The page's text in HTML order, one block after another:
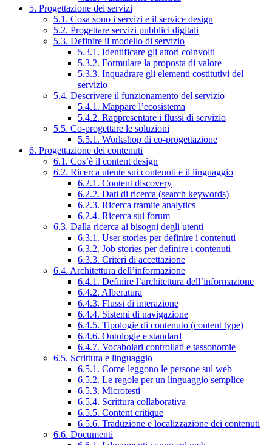
5. Progettazione dei servizi
5.1. Cosa sono i servizi e il service design
5.2. Progettare servizi pubblici digitali
5.3. Definire il modello di servizio
5.3.1. Identificare gli attori coinvolti
5.3.2. Formulare la proposta di valore
5.3.3. Inquadrare gli elementi costitutivi del
servizio
5.4. Descrivere il funzionamento del servizio
5.4.1. Mappare l’ecosistema
5.4.2. Rappresentare i flussi di servizio
5.5. Co-progettare le soluzioni
5.5.1. Workshop di co-progettazione
6. Progettazione dei contenuti
6.1. Cos’è il content design
6.2. Ricerca utente sui contenuti e il linguaggio
6.2.1. Content discovery
6.2.2. Dati di ricerca (search keywords)
6.2.3. Ricerca tramite analytics
6.2.4. Ricerca sui forum
6.3. Dalla ricerca ai bisogni degli utenti
6.3.1. User stories per definire i contenuti
6.3.2. Job stories per definire i contenuti
6.3.3. Criteri di accettazione
6.4. Architettura dell’informazione
6.4.1. Definire l’architettura dell’informazione
6.4.2. Alberatura
6.4.3. Flussi di interazione
6.4.4. Sistemi di navigazione
6.4.5. Tipologie di contenuto (content type)
6.4.6. Ontologie e standard
6.4.7. Vocabolari controllati e tassonomie
6.5. Scrittura e linguaggio
6.5.1. Come leggono le persone sul web
6.5.2. Le regole per un linguaggio semplice
6.5.3. Microtesti
6.5.4. Scrittura collaborativa
6.5.5. Content critique
6.5.6. Traduzione e localizzazione dei contenuti
6.6. Documenti